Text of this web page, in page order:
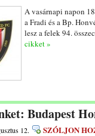
A vasárnapi napon
a Fradi és a Bp.
lesz a felek 94.
cikket »
Budapest
12. SZÓLJON